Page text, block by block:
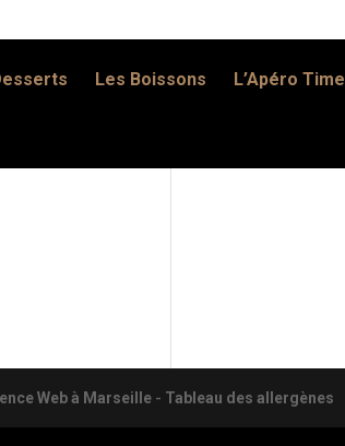
Les Boissons L’Apéro Time
Web à Marseille- Tableau des allergènes